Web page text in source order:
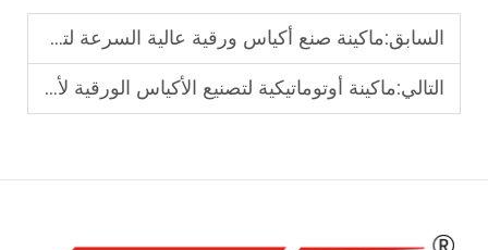
السابق:ماكينة صنع أكياس ورقية عالية السرعة لتغليف الأطعمة
التالي:ماكينة أوتوماتيكية لتصنيع الأكياس الورقية لأغراض التسوق